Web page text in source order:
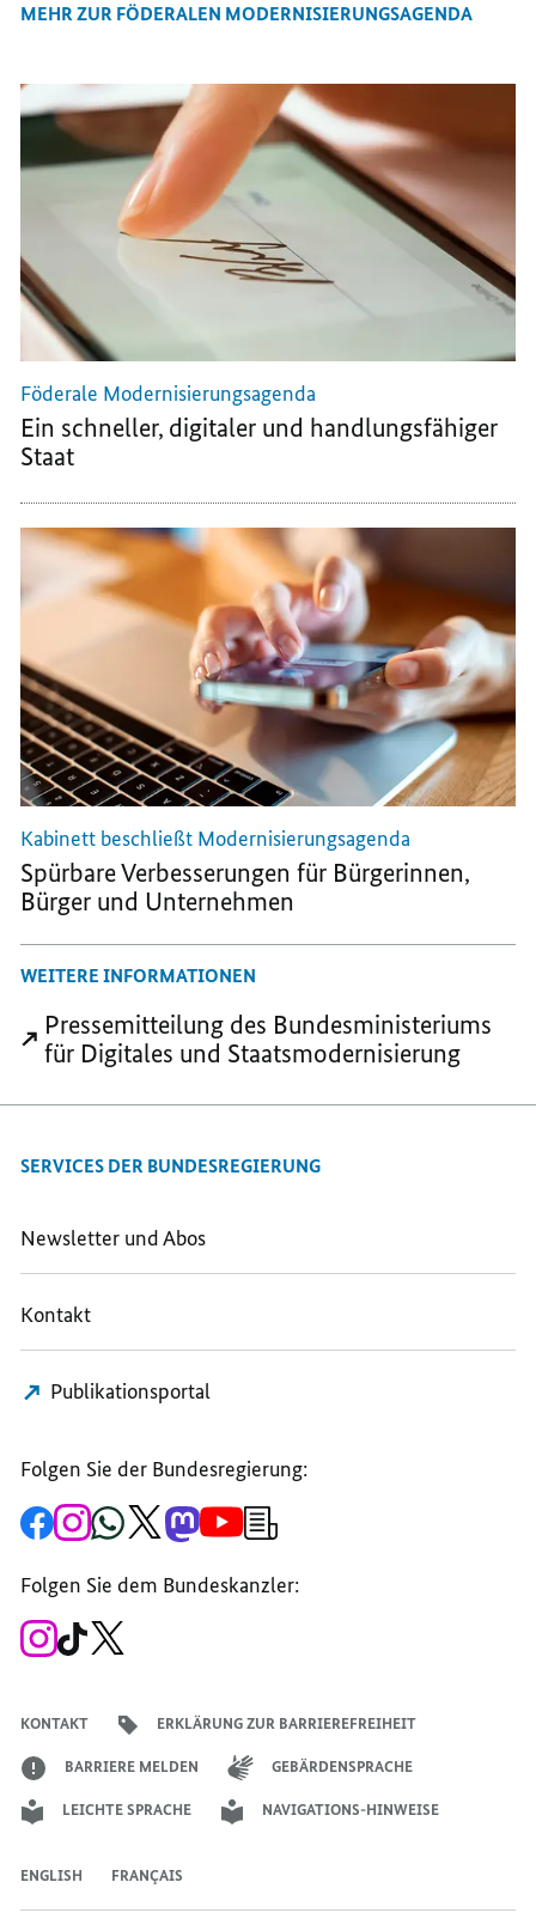
TEILEN,
BUND
UND
LÄNDERN
FORTSCHRITTE
MODERNISIERUNGSAGENDA
LÄNDERN
ZEIGT
ERSTE
FORTSCHRITTE
LÄNDERN
ERSTE
FORTSCHRITTE
MEHR ZUR FÖDERALEN MODERNISIERUNGSAGENDA
Föderale Modernisierungsagenda
Ein schneller, digitaler und handlungsfähiger
Staat
Kabinett beschließt Modernisierungsagenda
Spürbare Verbesserungen für Bürgerinnen,
Bürger und Unternehmen
WEITERE INFORMATIONEN
Pressemitteilung des Bundesministeriums
für Digitales und Staatsmodernisierung
SERVICES DER BUNDESREGIERUNG
Newsletter und Abos
Kontakt
Publikationsportal
Folgen Sie der Bundesregierung:
Zur
Facebook-
Bundesregierung
Zum
Instagram-
der
Bundesregierung
Zum
WhatsApp-
der
Bundesregierung
Zum
X-
Regierungssprechers
Zum
Mastodon-
der
Bundesregierung
Zum
YouTube-
Bundesregierung
Anmeldung
Folgen Sie dem Bundeskanzler:
Zum
Instagram-
Zum
TikTok-
KONTAKT ERKLÄRUNG ZUR BARRIEREFREIHEIT
BARRIERE MELDEN GEBÄRDENSPRACHE
LEICHTE SPRACHE NAVIGATIONS-HINWEISE
ENGLISH FRANÇAIS